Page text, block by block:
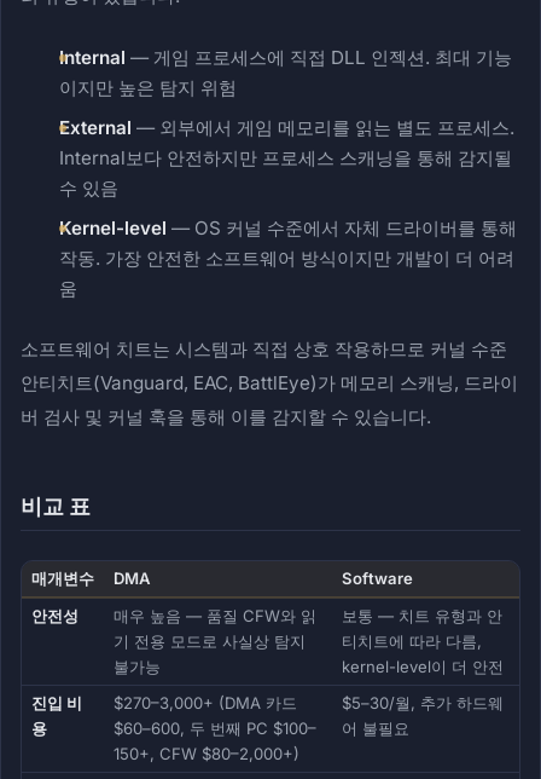
Internal — 게임 프로세스에 직접 DLL 인젝션. 최대 기능
이지만 높은 탐지 위험
External — 외부에서 게임 메모리를 읽는 별도 프로세스.
Internal보다 안전하지만 프로세스 스캐닝을 통해 감지될
수 있음
Kernel-level — OS 커널 수준에서 자체 드라이버를 통해
작동. 가장 안전한 소프트웨어 방식이지만 개발이 더 어려
움
소프트웨어 치트는 시스템과 직접 상호 작용하므로 커널 수준
안티치트(Vanguard, EAC, BattlEye)가 메모리 스캐닝, 드라이
버 검사 및 커널 훅을 통해 이를 감지할 수 있습니다.
비교 표
매개변수 DMA
Software
안전성
매우 높음 — 품질 CFW와 읽
기 전용 모드로 사실상 탐지
불가능
보통 — 치트 유형과 안
티치트에 따라 다름,
kernel-level이 더 안전
진입 비
용
$270–3,000+ (DMA 카드
$60–600, 두 번째 PC $100–
150+, CFW $80–2,000+)
$5–30/월, 추가 하드웨
어 불필요